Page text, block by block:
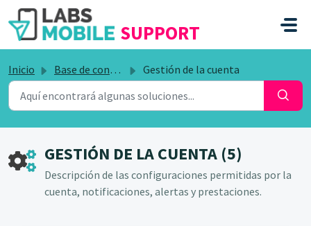
SALTAR AL CONTENIDO PRINCIPAL
SUPPORT
Inicio Base de conocimientos Gestión de la cuenta
GESTIÓN DE LA CUENTA (5)
Descripción de las configuraciones permitidas por la
cuenta, notificaciones, alertas y prestaciones.